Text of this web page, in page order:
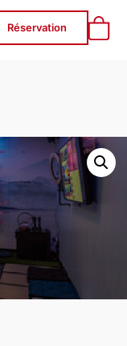
RED CORNER
Réservation